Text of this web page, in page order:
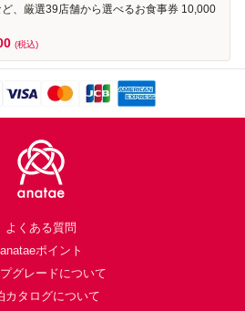
、厳選39店舗から選べるお食事券 10,000
(税込)
よくある質問
anataeポイント
グレードについて
カタログについて